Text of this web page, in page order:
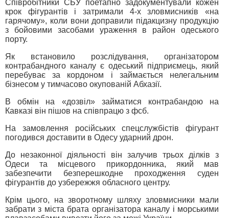
Співробітники СБУ поетапно задокументували кожен
крок фігурантів і затримали 4-х зловмисників «на
гарячому», коли вони доправили підакцизну продукцію
з бойовими засобами ураження в район одеського
порту.
Як встановило розслідування, організатором
контрабандного каналу є одеський підприємець, який
перебуває за кордоном і займається нелегальним
бізнесом у тимчасово окупованій Абхазії.
В обмін на «дозвіл» займатися контрабандою на
Кавказі він пішов на співпрацю з фсб.
На замовлення російських спецслужбістів фігурант
погодився доставити в Одесу ударний дрон.
До незаконної діяльності він залучив трьох ділків з
Одеси та місцевого прикордонника, який мав
забезпечити безперешкодне проходження суден
фігурантів до узбережжя обласного центру.
Крім цього, на зворотному шляху зловмисники мали
забрати з міста брата організатора каналу і морськими